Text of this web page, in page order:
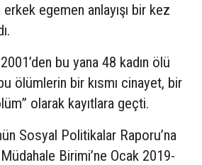
egemen anlayışı bir kez
2001’den bu yana 48 kadın ölü
ölümlerin bir kısmı cinayet, bir
olarak kayıtlara geçti.
Sosyal Politikalar Raporu’na
Birimi’ne Ocak 2019-